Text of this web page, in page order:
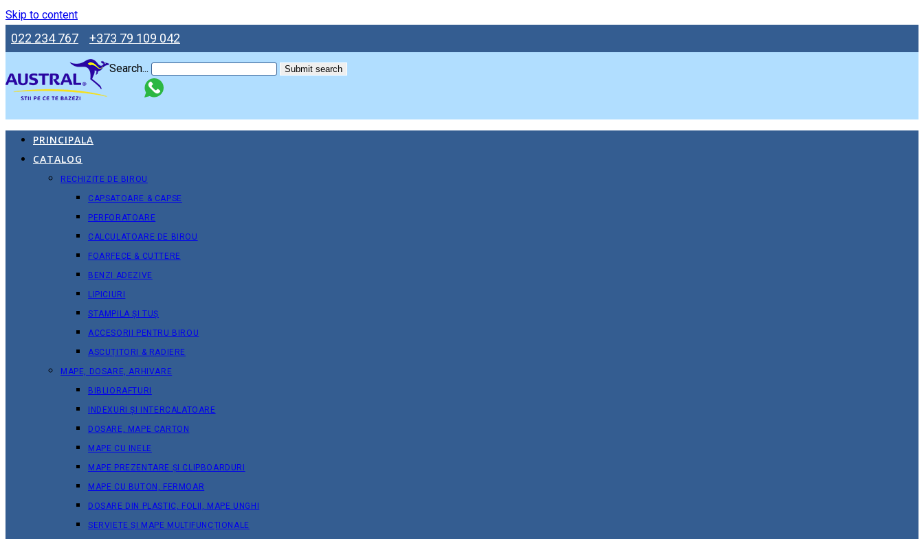
Skip to content
022 234 767 +373 79 109 042
Search... Submit search
PRINCIPALA
CATALOG
RECHIZITE DE BIROU
CAPSATOARE & CAPSE
PERFORATOARE
CALCULATOARE DE BIROU
FOARFECE & CUTTERE
BENZI ADEZIVE
LIPICIURI
STAMPILA ȘI TUȘ
ACCESORII PENTRU BIROU
ASCUȚITORI & RADIERE
MAPE, DOSARE, ARHIVARE
BIBLIORAFTURI
INDEXURI ȘI INTERCALATOARE
DOSARE, MAPE CARTON
MAPE CU INELE
MAPE PREZENTARE ȘI CLIPBOARDURI
MAPE CU BUTON, FERMOAR
DOSARE DIN PLASTIC, FOLII, MAPE UNGHI
SERVIETE ȘI MAPE MULTIFUNCȚIONALE